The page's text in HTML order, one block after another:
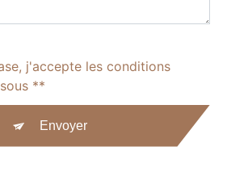
j'accepte les conditions
**
Envoyer